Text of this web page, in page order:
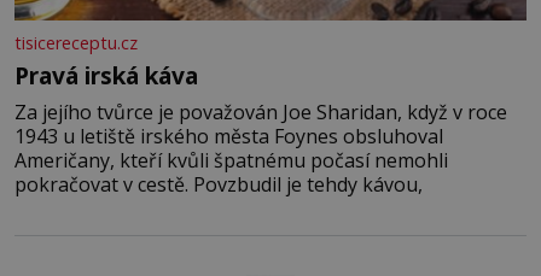
tisicereceptu.cz
Pravá irská káva
Za jejího tvůrce je považován Joe Sharidan, když v roce
1943 u letiště irského města Foynes obsluhoval
Američany, kteří kvůli špatnému počasí nemohli
pokračovat v cestě. Povzbudil je tehdy kávou,